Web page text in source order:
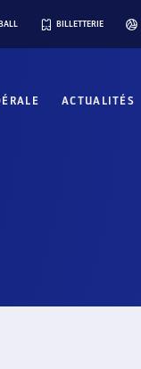
BILLETTERIE
ACTUALITÉS